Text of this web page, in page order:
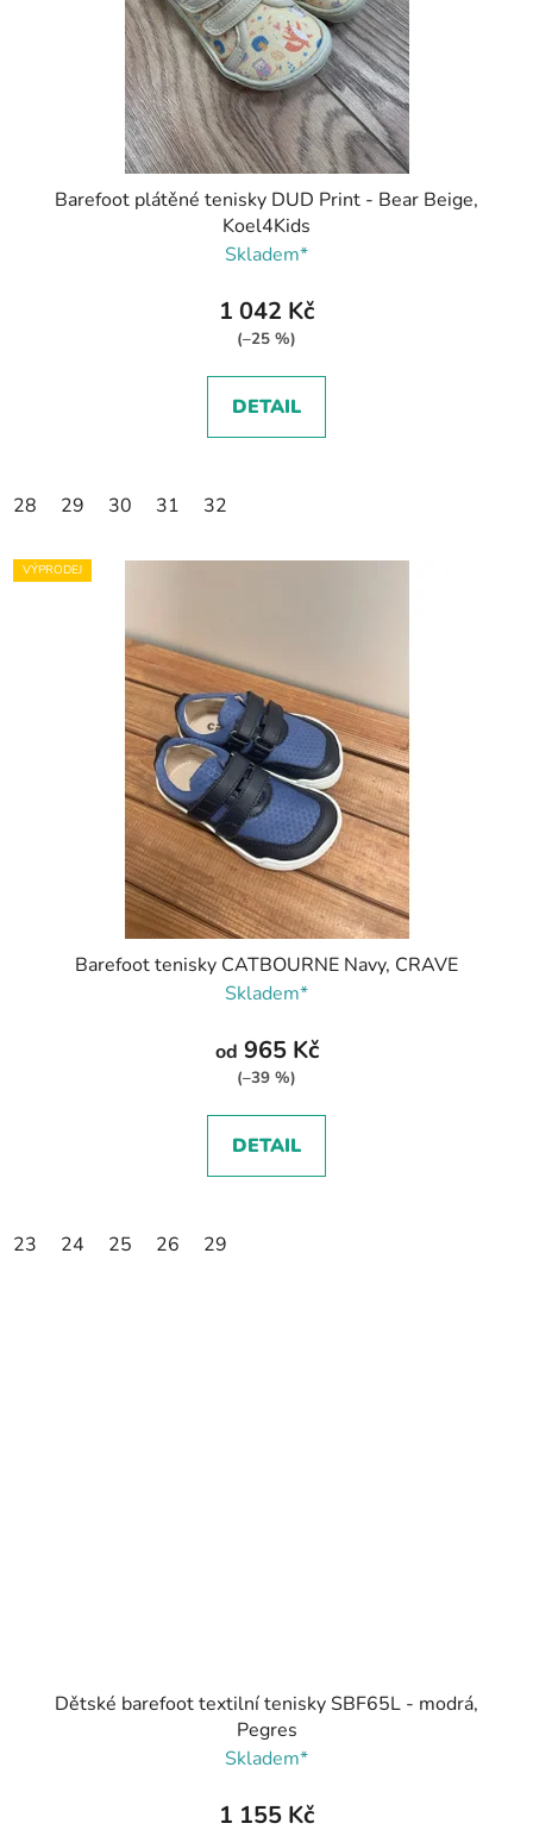
Barefoot plátěné tenisky DUD Print - Bear Beige,
Koel4Kids
Skladem*
1 042 Kč
(–25 %)
DETAIL
28 29 30 31 32
VÝPRODEJ
Barefoot tenisky CATBOURNE Navy, CRAVE
Skladem*
od 965 Kč
(–39 %)
DETAIL
23 24 25 26 29
Dětské barefoot textilní tenisky SBF65L - modrá,
Pegres
Skladem*
1 155 Kč